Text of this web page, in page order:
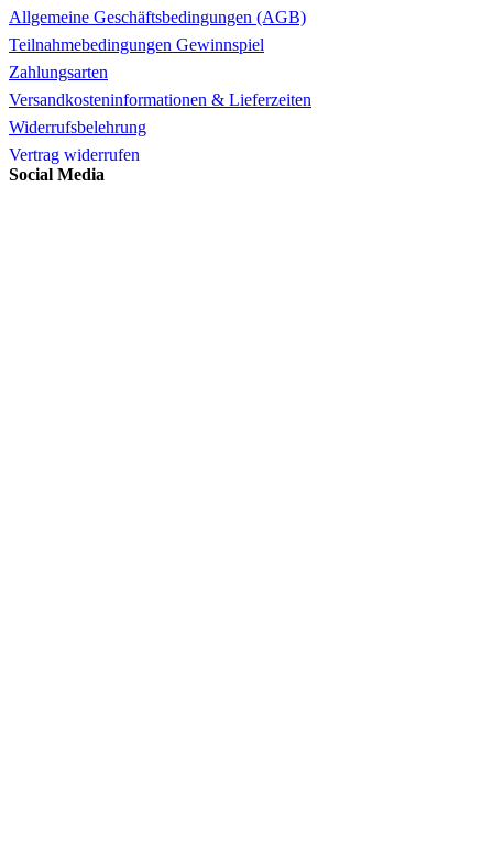
Allgemeine Geschäftsbedingungen (AGB)
Teilnahmebedingungen Gewinnspiel
Zahlungsarten
Versandkosteninformationen & Lieferzeiten
Widerrufsbelehrung
Vertrag widerrufen
Social Media